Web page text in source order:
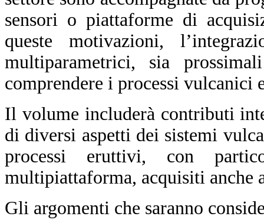
sensori o piattaforme di
queste motivazioni,
multiparametrici, sia
comprendere i processi vulcanici
Il volume includerà contributi
di diversi aspetti dei sistemi
processi eruttivi, con
multipiattaforma, acquisiti anche
Gli argomenti che saranno